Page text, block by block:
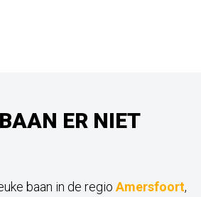
ER NIET
baan in de regio Amersfoort,